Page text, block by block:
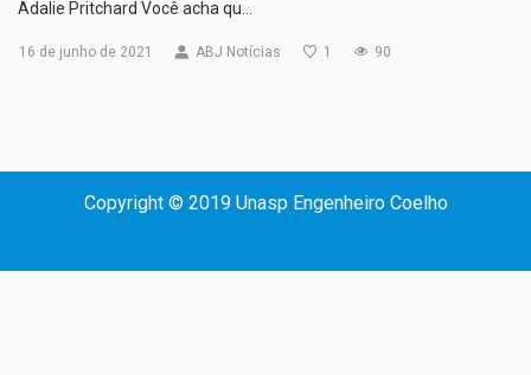
Adalie Pritchard Você acha qu…
16 de junho de 2021 ABJ Notícias 1 90
Copyright © 2019 Unasp Engenheiro Coelho